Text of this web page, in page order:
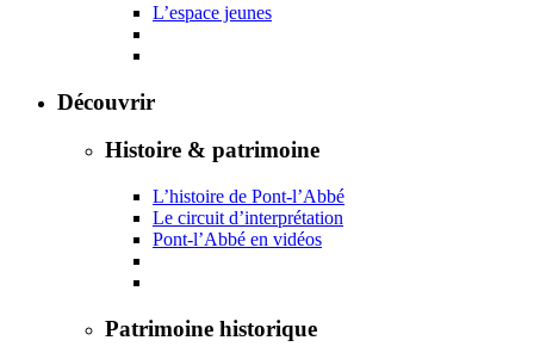
L’espace jeunes
Découvrir
Histoire & patrimoine
L’histoire de Pont-l’Abbé
Le circuit d’interprétation
Pont-l’Abbé en vidéos
Patrimoine historique